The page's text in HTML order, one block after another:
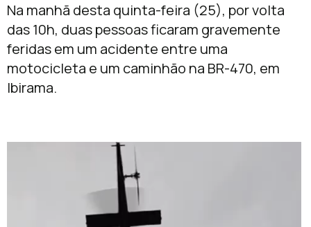
Na manhã desta quinta-feira (25), por volta
das 10h, duas pessoas ficaram gravemente
feridas em um acidente entre uma
motocicleta e um caminhão na BR-470, em
Ibirama.